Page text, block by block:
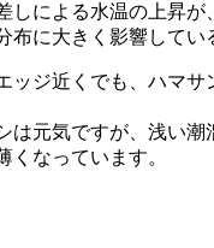
しによる水温の上昇が、
布に大きく影響してい
ッジ近くでも、ハマサ
は元気ですが、浅い潮
くなっています。